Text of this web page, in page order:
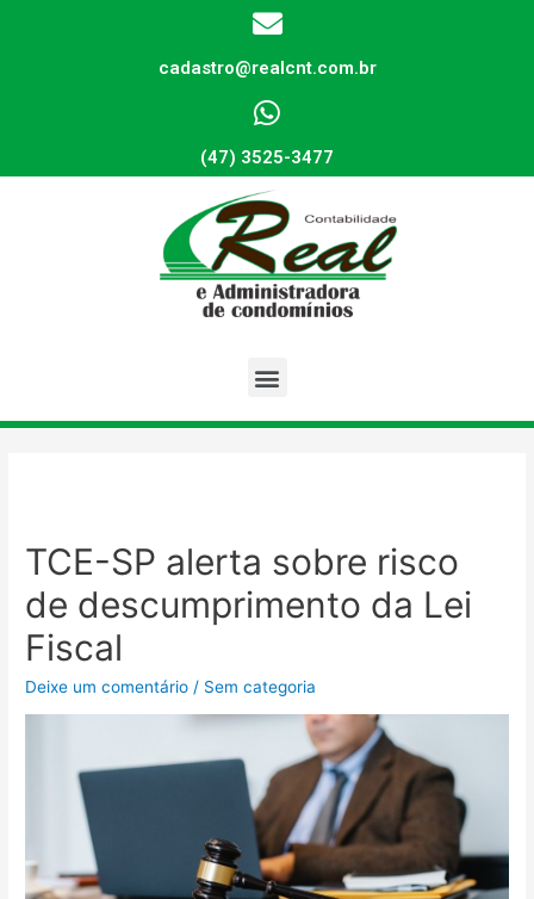
cadastro@realcnt.com.br
(47) 3525-3477
TCE-SP alerta sobre risco
de descumprimento da Lei
Fiscal
Deixe um comentário / Sem categoria